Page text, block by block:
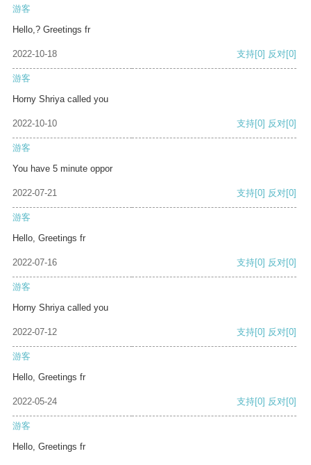
游客
Hello,? Greetings fr
2022-10-18 支持[0] 反对[0]
游客
Horny Shriya called you
2022-10-10 支持[0] 反对[0]
游客
You have 5 minute oppor
2022-07-21 支持[0] 反对[0]
游客
Hello, Greetings fr
2022-07-16 支持[0] 反对[0]
游客
Horny Shriya called you
2022-07-12 支持[0] 反对[0]
游客
Hello, Greetings fr
2022-05-24 支持[0] 反对[0]
游客
Hello, Greetings fr